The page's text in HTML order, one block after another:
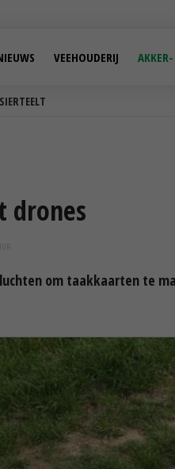
SIERTEELT
VEEHOUDERIJ
drones
om taakkaarten te